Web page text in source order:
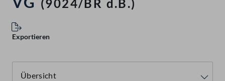
(9024/BR d.B.)
Exportieren